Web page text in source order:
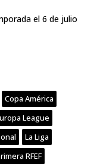
el 6 de julio
Copa América
League
La Liga
RFEF